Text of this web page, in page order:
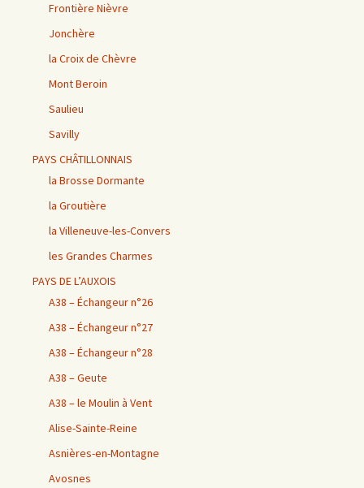
Frontière Nièvre
Jonchère
la Croix de Chèvre
Mont Beroin
Saulieu
Savilly
PAYS CHÂTILLONNAIS
la Brosse Dormante
la Groutière
la Villeneuve-les-Convers
les Grandes Charmes
PAYS DE L’AUXOIS
A38 – Échangeur n°26
A38 – Échangeur n°27
A38 – Échangeur n°28
A38 – Geute
A38 – le Moulin à Vent
Alise-Sainte-Reine
Asnières-en-Montagne
Avosnes